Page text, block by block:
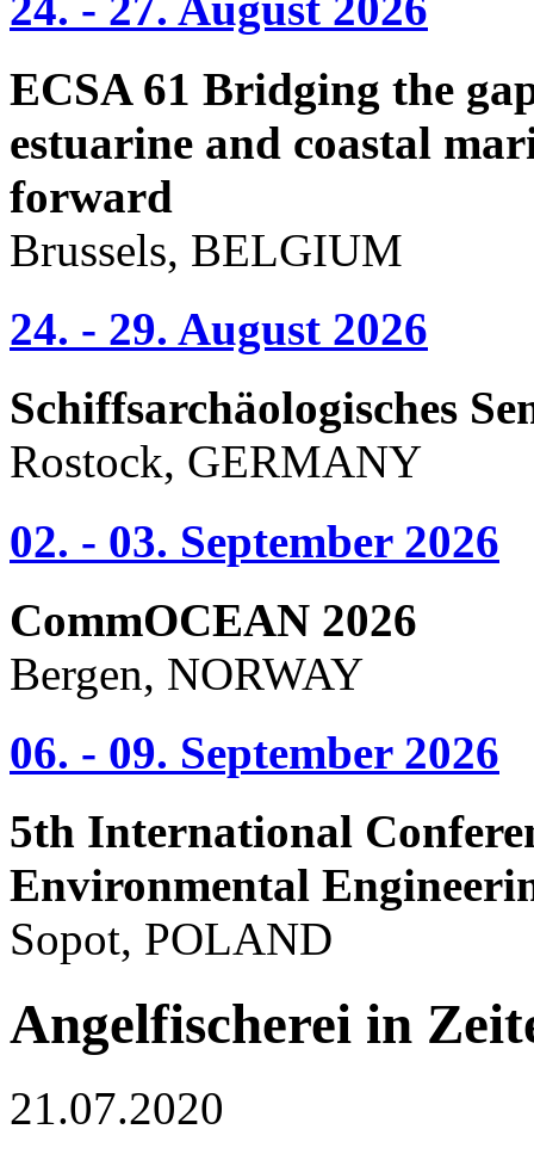
ECSA 61 Bridging the
estuarine and coastal
forward
Brussels, BELGIUM
24. - 29. August 2026
Schiffsarchäologisches
Rostock, GERMANY
02. - 03. September 2026
CommOCEAN 2026
Bergen, NORWAY
06. - 09. September 2026
5th International
Environmental
Sopot, POLAND
Angelfischerei in
21.07.2020